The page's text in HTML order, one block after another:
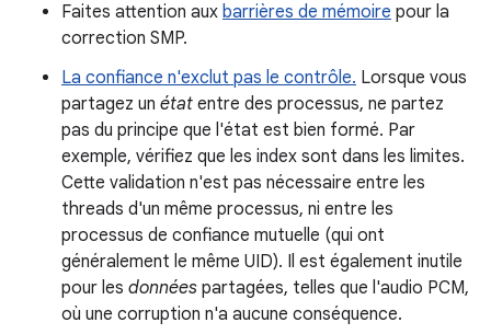
Faites attention aux barrières de mémoire pour la
correction SMP.
La confiance n'exclut pas le contrôle. Lorsque vous
partagez un état entre des processus, ne partez
pas du principe que l'état est bien formé. Par
exemple, vérifiez que les index sont dans les limites.
Cette validation n'est pas nécessaire entre les
threads d'un même processus, ni entre les
processus de confiance mutuelle (qui ont
généralement le même UID). Il est également inutile
pour les données partagées, telles que l'audio PCM,
où une corruption n'a aucune conséquence.